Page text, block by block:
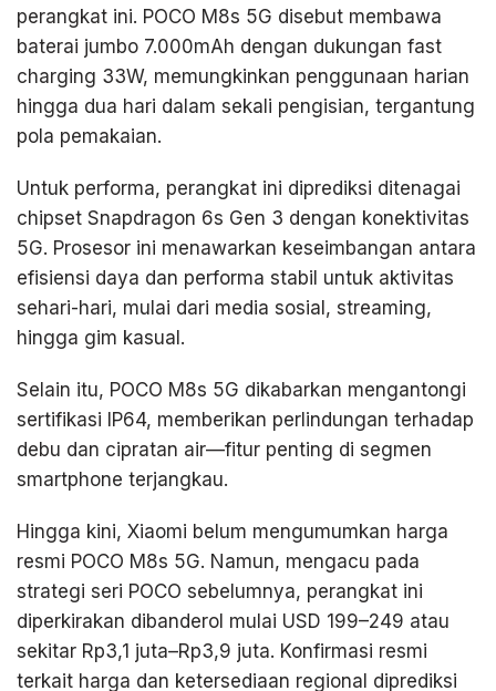
perangkat ini. POCO M8s 5G disebut membawa
baterai jumbo 7.000mAh dengan dukungan fast
charging 33W, memungkinkan penggunaan harian
hingga dua hari dalam sekali pengisian, tergantung
pola pemakaian.
Untuk performa, perangkat ini diprediksi ditenagai
chipset Snapdragon 6s Gen 3 dengan konektivitas
5G. Prosesor ini menawarkan keseimbangan antara
efisiensi daya dan performa stabil untuk aktivitas
sehari-hari, mulai dari media sosial, streaming,
hingga gim kasual.
Selain itu, POCO M8s 5G dikabarkan mengantongi
sertifikasi IP64, memberikan perlindungan terhadap
debu dan cipratan air—fitur penting di segmen
smartphone terjangkau.
Hingga kini, Xiaomi belum mengumumkan harga
resmi POCO M8s 5G. Namun, mengacu pada
strategi seri POCO sebelumnya, perangkat ini
diperkirakan dibanderol mulai USD 199–249 atau
sekitar Rp3,1 juta–Rp3,9 juta. Konfirmasi resmi
terkait harga dan ketersediaan regional diprediksi